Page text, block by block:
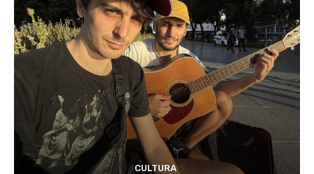
CULTURA